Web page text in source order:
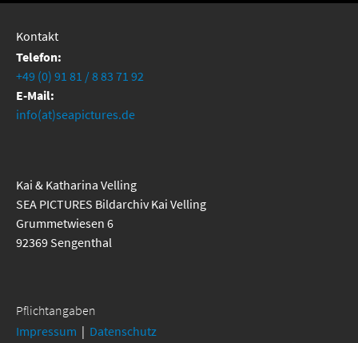
Kontakt
Telefon:
+49 (0) 91 81 / 8 83 71 92
E-Mail:
info(at)seapictures.de
Kai & Katharina Velling
SEA PICTURES Bildarchiv Kai Velling
Grummetwiesen 6
92369 Sengenthal
Pflichtangaben
Impressum | Datenschutz